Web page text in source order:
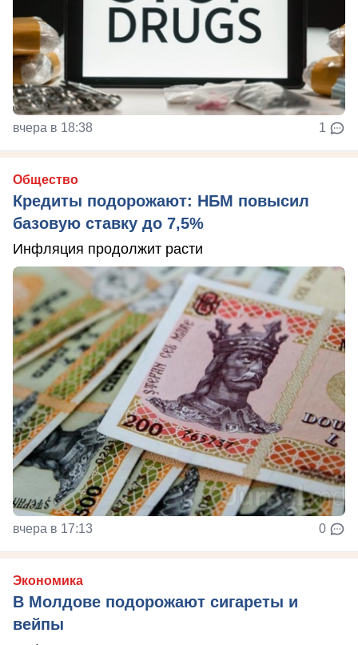
вчера в 18:38 1
Общество
Кредиты подорожают: НБМ повысил
базовую ставку до 7,5%
Инфляция продолжит расти
вчера в 17:13 0
Экономика
В Молдове подорожают сигареты и
вейпы